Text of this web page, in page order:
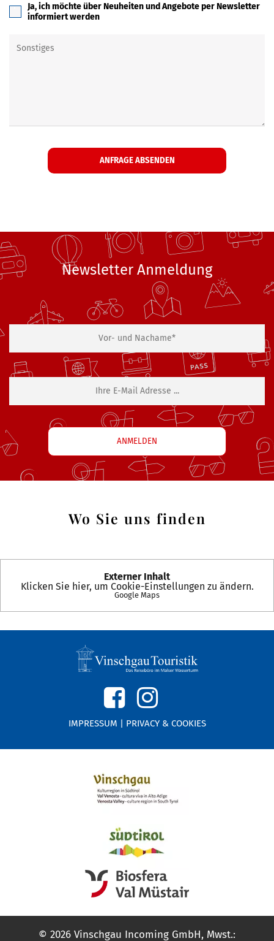
Ja, ich möchte über Neuheiten und Angebote per Newsletter
informiert werden
Newsletter Anmeldung
Wo Sie uns finden
Externer Inhalt
Klicken Sie hier, um Cookie-Einstellungen zu ändern.
Google Maps
IMPRESSUM | PRIVACY & COOKIES
© 2026 Vinschgau Incoming GmbH, Mwst.: